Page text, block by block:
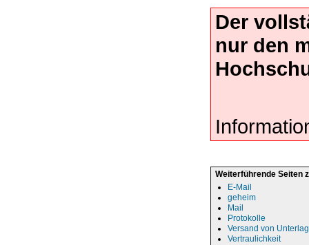
Der
nur den
Weiterführende Seiten
E-Mail
geheim
Mail
Protokolle
Versand von
Vertraulichkeit